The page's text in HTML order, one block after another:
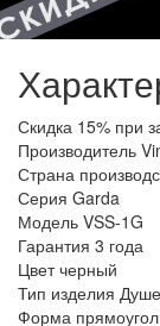
Скидка 15% при
Производитель
Страна
Серия Garda
Модель VSS-1G
Гарантия 3 года
Цвет черный
Тип изделия
Форма